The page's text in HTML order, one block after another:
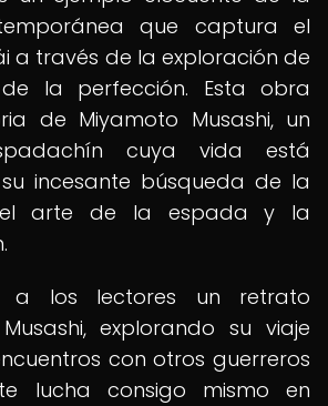
que captura el
a través de la exploración de
la perfección. Esta obra
de Miyamoto Musashi, un
cuya vida está
incesante búsqueda de la
arte de la espada y la
a los lectores un retrato
explorando su viaje
con otros guerreros
lucha consigo mismo en